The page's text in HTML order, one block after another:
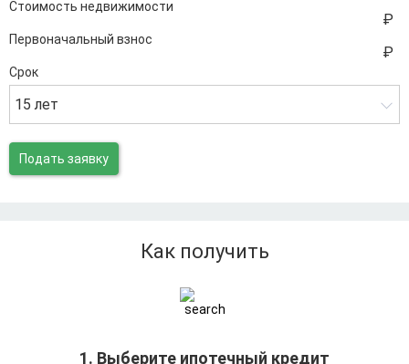
Стоимость недвижимости
Первоначальный взнос
Срок
15 лет
Подать заявку
Как получить
1. Выберите ипотечный кредит